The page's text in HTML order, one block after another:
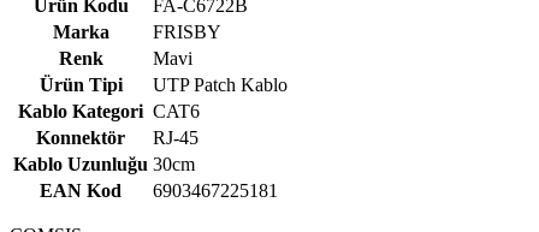
Ürün Kodu
FA-C6722B
Marka
FRISBY
Renk
Mavi
Ürün Tipi
UTP Patch Kablo
Kablo Kategori CAT6
Konnektör
RJ-45
Kablo Uzunluğu 30cm
EAN Kod
6903467225181